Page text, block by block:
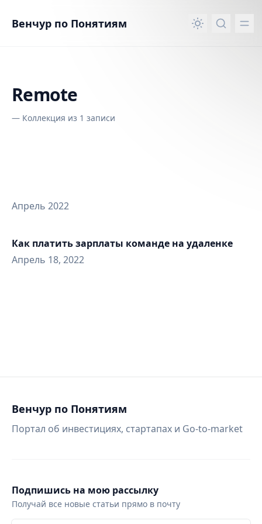
Венчур по Понятиям
Remote
— Коллекция из 1 записи
Апрель 2022
Как платить зарплаты команде на удаленке
Апрель 18, 2022
Венчур по Понятиям
Портал об инвестициях, стартапах и Go-to-market
Подпишись на мою рассылку
Получай все новые статьи прямо в почту